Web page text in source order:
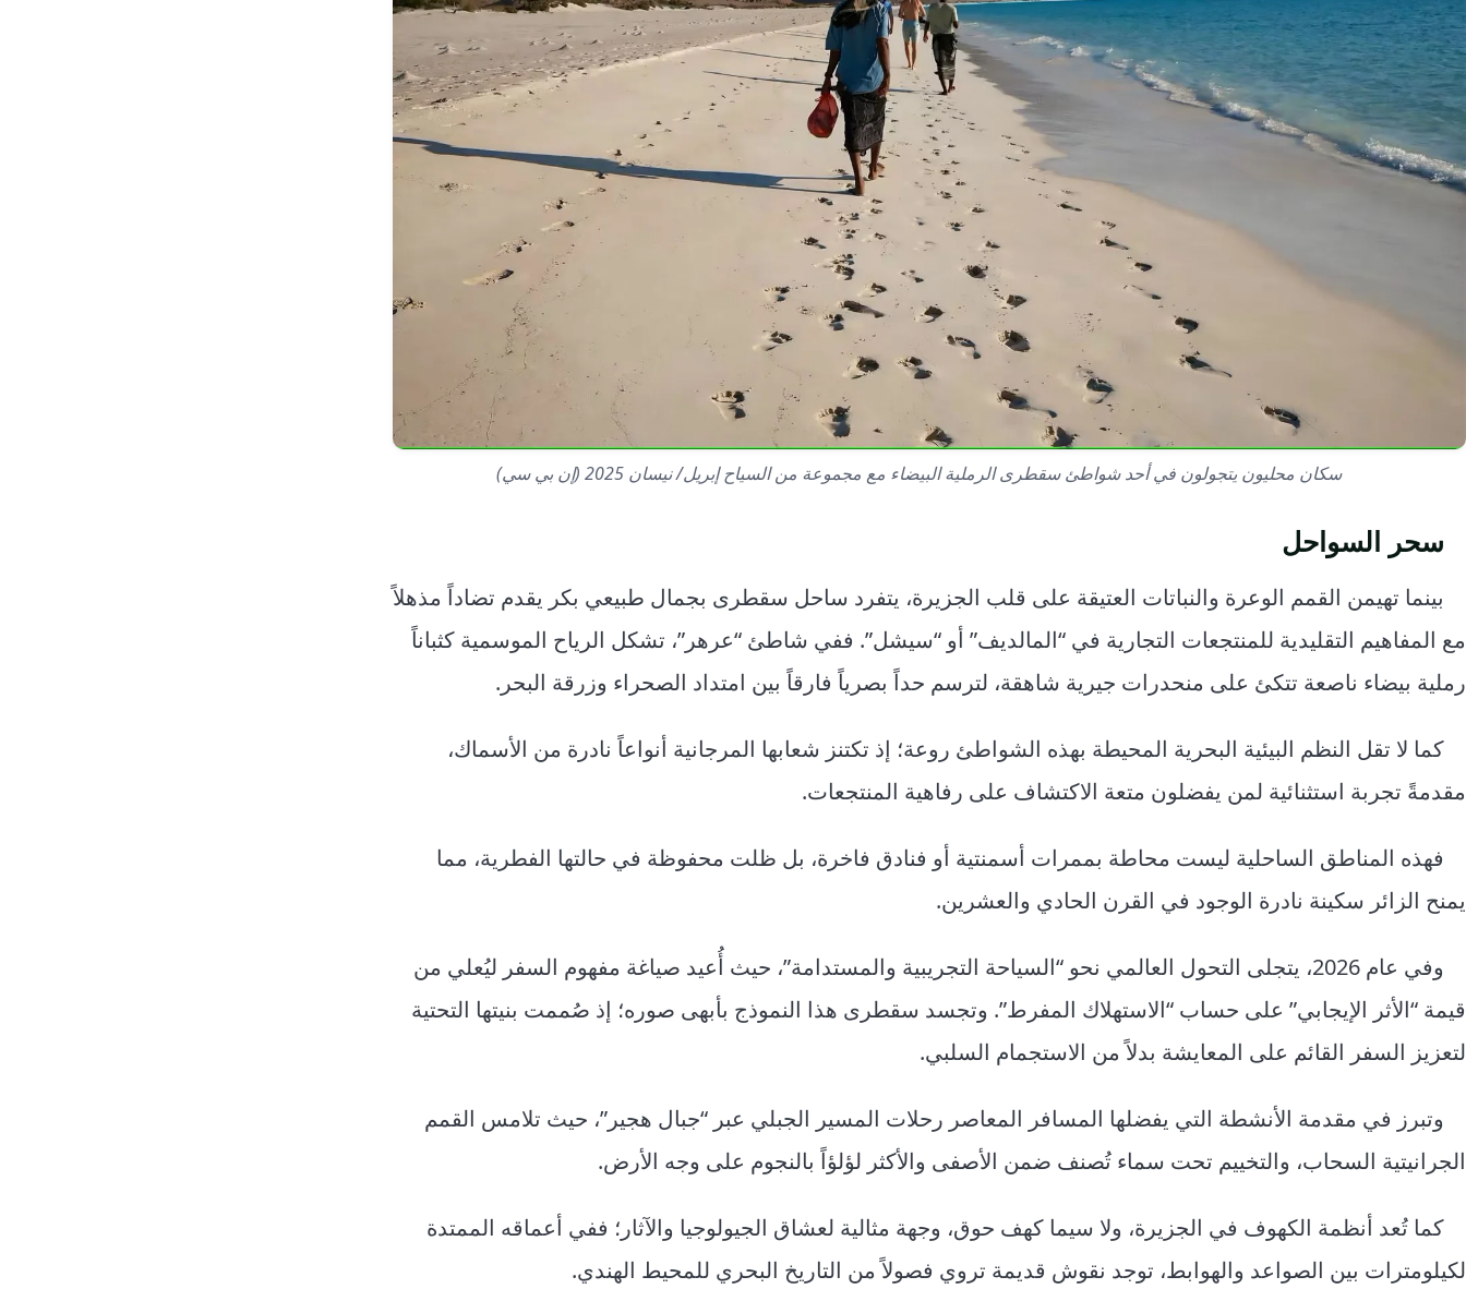
سكان محليون يتجولون في أحد شواطئ سقطرى الرملية البيضاء مع مجموعة من السياح إبريل/ نيسان 2025 (إن بي سي)
سحر السواحل
بينما تهيمن القمم الوعرة والنباتات العتيقة على قلب الجزيرة، يتفرد ساحل سقطرى بجمال طبيعي بكر يقدم تضاداً مذهلاً
مع المفاهيم التقليدية للمنتجعات التجارية في “المالديف” أو “سيشل”. ففي شاطئ “عرهر”، تشكل الرياح الموسمية كثباناً
رملية بيضاء ناصعة تتكئ على منحدرات جيرية شاهقة، لترسم حداً بصرياً فارقاً بين امتداد الصحراء وزرقة البحر.
كما لا تقل النظم البيئية البحرية المحيطة بهذه الشواطئ روعة؛ إذ تكتنز شعابها المرجانية أنواعاً نادرة من الأسماك،
مقدمةً تجربة استثنائية لمن يفضلون متعة الاكتشاف على رفاهية المنتجعات.
فهذه المناطق الساحلية ليست محاطة بممرات أسمنتية أو فنادق فاخرة، بل ظلت محفوظة في حالتها الفطرية، مما
يمنح الزائر سكينة نادرة الوجود في القرن الحادي والعشرين.
وفي عام 2026، يتجلى التحول العالمي نحو “السياحة التجريبية والمستدامة”، حيث أُعيد صياغة مفهوم السفر ليُعلي من
قيمة “الأثر الإيجابي” على حساب “الاستهلاك المفرط”. وتجسد سقطرى هذا النموذج بأبهى صوره؛ إذ صُممت بنيتها التحتية
لتعزيز السفر القائم على المعايشة بدلاً من الاستجمام السلبي.
وتبرز في مقدمة الأنشطة التي يفضلها المسافر المعاصر رحلات المسير الجبلي عبر “جبال هجير”، حيث تلامس القمم
الجرانيتية السحاب، والتخييم تحت سماء تُصنف ضمن الأصفى والأكثر لؤلؤاً بالنجوم على وجه الأرض.
كما تُعد أنظمة الكهوف في الجزيرة، ولا سيما كهف حوق، وجهة مثالية لعشاق الجيولوجيا والآثار؛ ففي أعماقه الممتدة
لكيلومترات بين الصواعد والهوابط، توجد نقوش قديمة تروي فصولاً من التاريخ البحري للمحيط الهندي.